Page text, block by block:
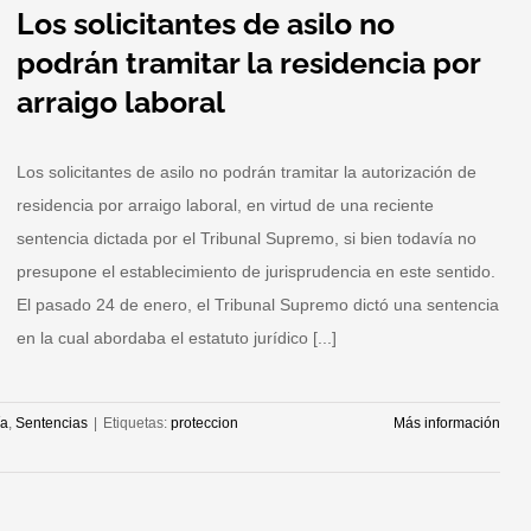
Los solicitantes de asilo no
podrán tramitar la residencia por
arraigo laboral
Los solicitantes de asilo no podrán tramitar la autorización de
residencia por arraigo laboral, en virtud de una reciente
sentencia dictada por el Tribunal Supremo, si bien todavía no
presupone el establecimiento de jurisprudencia en este sentido.
El pasado 24 de enero, el Tribunal Supremo dictó una sentencia
en la cual abordaba el estatuto jurídico [...]
Sentencias | Etiquetas: proteccion Más información